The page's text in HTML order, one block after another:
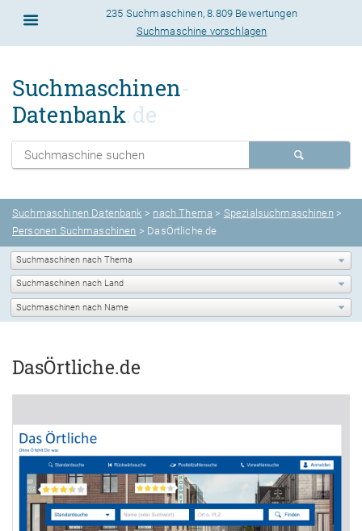
235 Suchmaschinen,8.809 Bewertungen
Suchmaschine vorschlagen
Suchmaschinen-
Datenbank.de
Suchmaschinen Datenbank > nach Thema > Spezialsuchmaschinen >
Personen Suchmaschinen > DasÖrtliche.de
DasÖrtliche.de